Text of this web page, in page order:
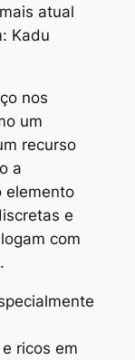
atual
Kadu
nos
um
recurso
a
elemento
e
com
ricos em